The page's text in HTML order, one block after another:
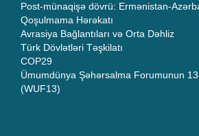
Post-münaqişə dövrü: Ermənistan-
Qoşulmama Hərəkatı
Avrasiya Bağlantıları və Orta Dəhliz
Türk Dövlətləri Təşkilatı
COP29
Ümumdünya Şəhərsalma Forumunun
(WUF13)